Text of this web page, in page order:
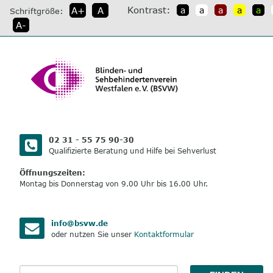
direkt
zum
Inhalt
Schriftgröße: A+
A
A-
Kontrast: a a a a a
02 31 - 55 75 90-30
Qualifizierte Beratung und Hilfe bei Sehverlust
Öffnungszeiten:
Montag bis Donnerstag von 9.00 Uhr bis 16.00 Uhr.
info@bsvw.de
oder nutzen Sie unser Kontaktformular